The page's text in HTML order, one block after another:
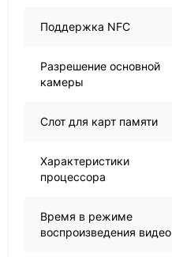
Поддержка NFC
Разрешение основной
камеры
Слот для карт памяти
Характеристики
процессора
Время в режиме
воспроизведения видео